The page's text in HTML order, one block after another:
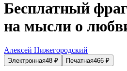
Бесплатный
на мысли о
Алексей Нижегородский
Электронная48 ₽ Печатная466 ₽